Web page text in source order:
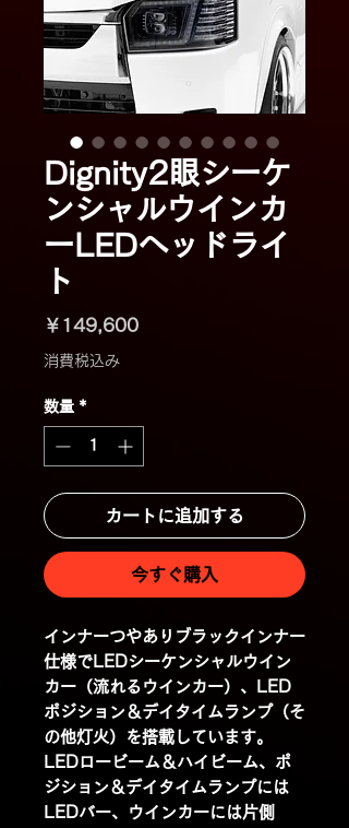
Dignity2眼シーケ
ンシャルウインカ
ーLEDヘッドライ
ト
￥149,600価
消費税込み
数量 *
カートに追加する
今すぐ購入
インナーつやありブラックインナー
仕様でLEDシーケンシャルウイン
カー（流れるウインカー）、LED
ポジション＆デイタイムランプ（そ
の他灯火）を搭載しています。
LEDロービーム＆ハイビーム、ポ
ジション＆デイタイムランプには
LEDバー、ウインカーには片側